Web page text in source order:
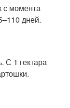
с момента
дней.
С 1 гектара